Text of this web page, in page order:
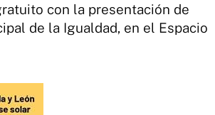
con la presentación de
de la Igualdad, en el Espacio